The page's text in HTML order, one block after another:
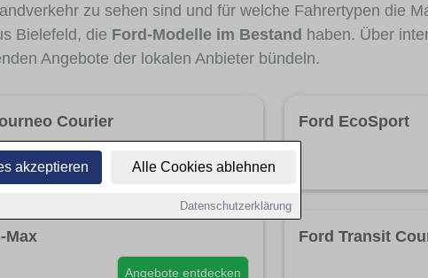
akzeptieren Alle Cookies ablehnen
Datenschutzerklärung
zu sehen sind und für welche Fahrertypen die
Bielefeld, die Ford-Modelle im Bestand haben. Über
Angebote der lokalen Anbieter bündeln.
Courier Ford EcoSport
Max
Angebote entdecken
Ford Transit